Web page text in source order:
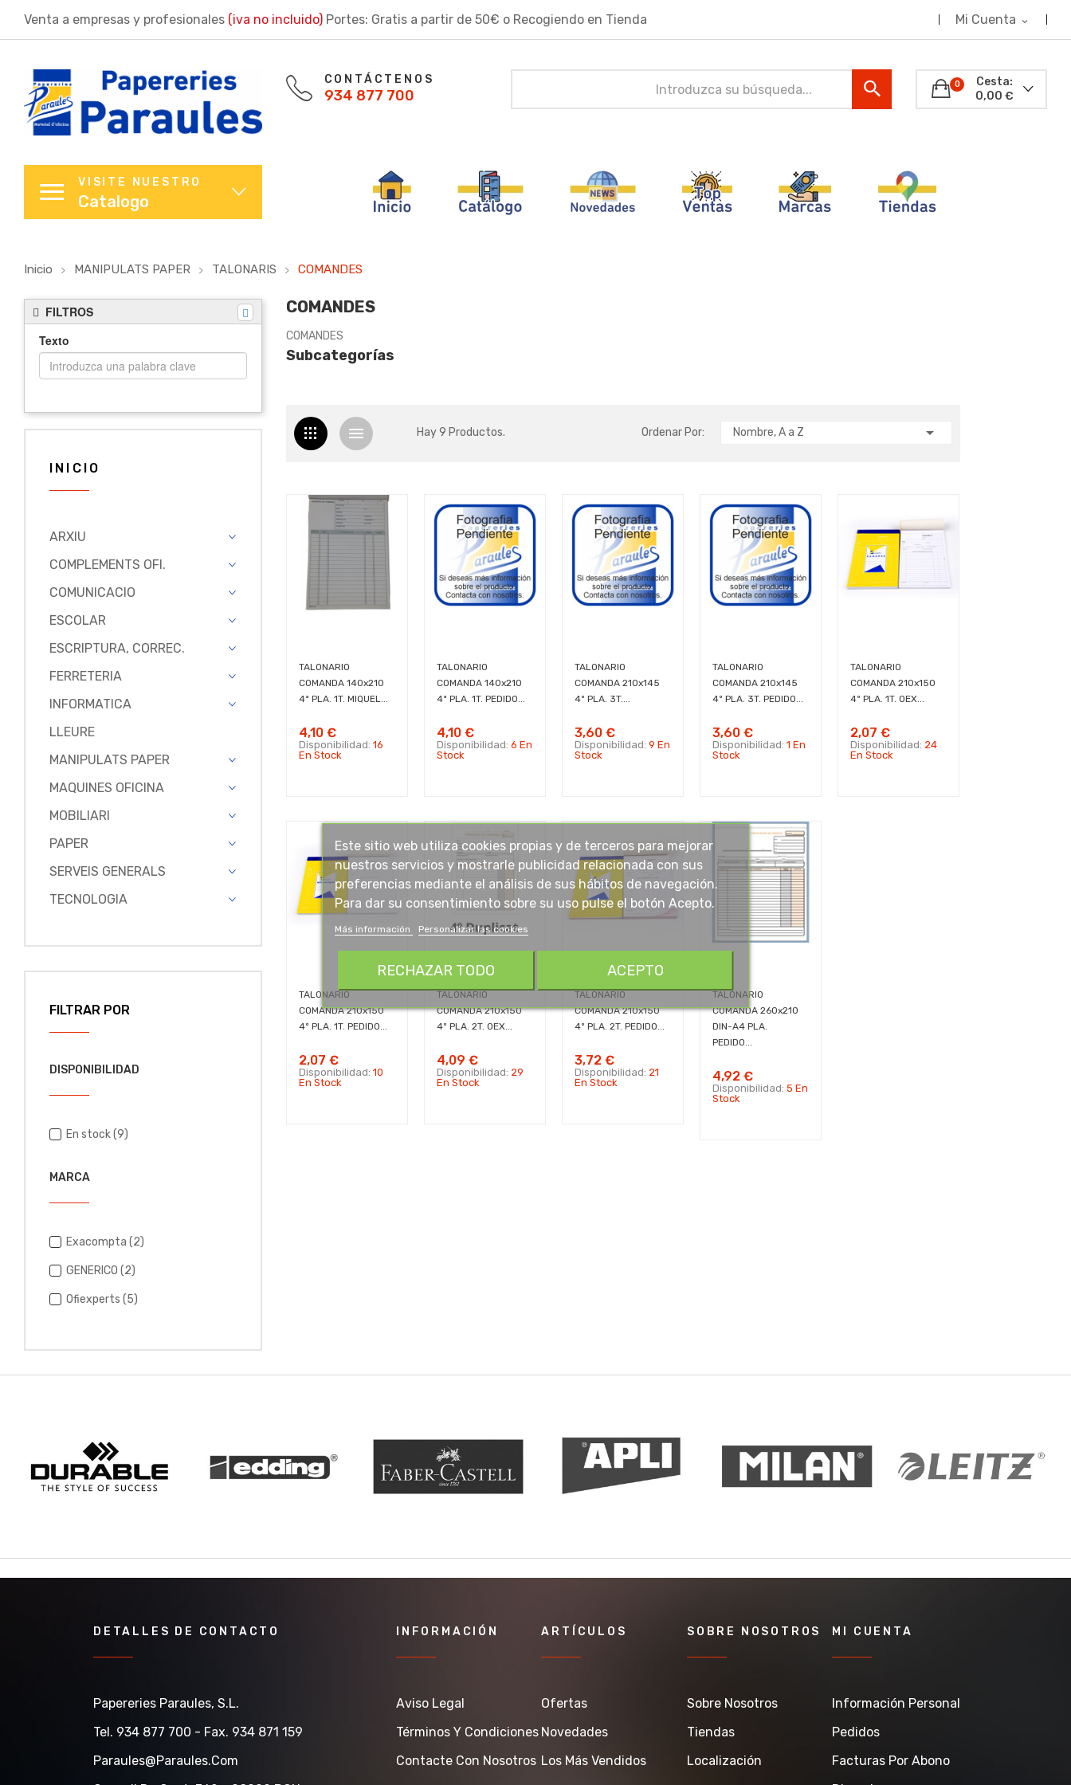
Venta a empresas y profesionales (iva no incluido) Portes: Gratis a partir de 50€ o Recogiendo en Tienda Mi Cuenta expand_more
CONTÁCTENOS
934 877 700
Cesta:
0,00 €
0
VISITE NUESTRO
Catalogo
Inicio MANIPULATS PAPER TALONARIS COMANDES
FILTROS
Texto
INICIO
ARXIU
COMPLEMENTS OFI.
COMUNICACIO
ESCOLAR
ESCRIPTURA, CORREC.
FERRETERIA
INFORMATICA
LLEURE
MANIPULATS PAPER
MAQUINES OFICINA
MOBILIARI
PAPER
SERVEIS GENERALS
TECNOLOGIA
FILTRAR POR
DISPONIBILIDAD
En stock(9)
MARCA
Exacompta (2)
GENERICO (2)
Ofiexperts (5)
COMANDES
COMANDES
Subcategorías
Hay 9 Productos. Ordenar Por: Nombre, A a Z 
TALONARIO
COMANDA 140x210
4ª PLA. 1T. MIQUEL...
4,10 €
Disponibilidad: 16
En Stock
TALONARIO
COMANDA 140x210
4ª PLA. 1T. PEDIDO...
4,10 €
Disponibilidad: 6 En
Stock
TALONARIO
COMANDA 210x145
4º PLA. 3T....
3,60 €
Disponibilidad: 9 En
Stock
TALONARIO
COMANDA 210x145
4º PLA. 3T. PEDIDO...
3,60 €
Disponibilidad:1 En
Stock
TALONARIO
COMANDA 210x150
4º PLA. 1T. OEX...
2,07 €
Disponibilidad: 24
En Stock
TALONARIO
COMANDA 210x150
4º PLA. 1T. PEDIDO...
2,07 €
Disponibilidad: 10
En Stock
TALONARIO
COMANDA 210x150
4º PLA. 2T. OEX...
4,09 €
Disponibilidad: 29
En Stock
TALONARIO
COMANDA 210x150
4º PLA. 2T. PEDIDO...
3,72 €
Disponibilidad: 21
En Stock
TALONARIO
COMANDA 260x210
DIN-A4 PLA.
PEDIDO...
4,92 €
Disponibilidad:5 En
Stock
DETALLES DE CONTACTO
Papereries Paraules, S.l.
Tel. 934 877 700 - Fax. 934 871 159
Paraules@paraules.com
INFORMACIÓN
Aviso Legal
Términos Y Condiciones
Contacte Con Nosotros
ARTÍCULOS
Ofertas
Novedades
Los Más Vendidos
SOBRE NOSOTROS
Sobre Nosotros
Tiendas
Localización
MI CUENTA
Información Personal
Pedidos
Facturas Por Abono
Este sitio web utiliza cookies propias y de terceros para mejorar
nuestros servicios y mostrarle publicidad relacionada con sus
preferencias mediante el análisis de sus hábitos de navegación.
Para dar su consentimiento sobre su uso pulse el botón Acepto.
Más información Personalizar las cookies
RECHAZAR TODO ACEPTO